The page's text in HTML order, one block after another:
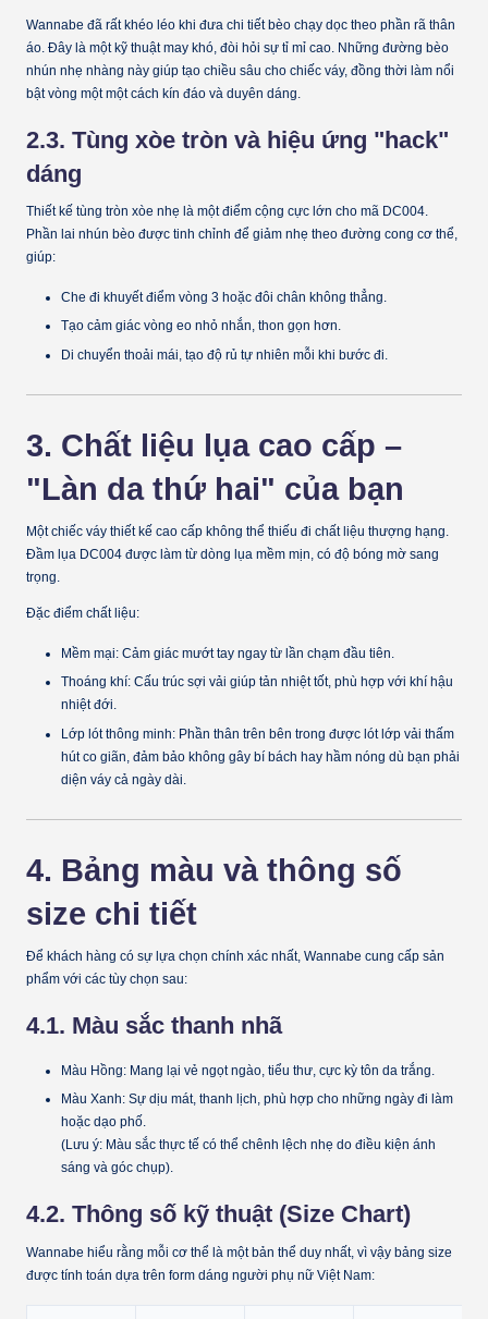
Wannabe đã rất khéo léo khi đưa chi tiếtbèo chạy dọc theo phần rã thân
áo . Đây là một kỹ thuật may khó, đòi hỏi sự tỉ mỉ cao. Những đường bèo
nhún nhẹ nhàng này giúp tạo chiều sâu cho chiếc váy, đồng thời làm nổi
bật vòng một một cách kín đáo và duyên dáng.
2.3. Tùng xòe tròn và hiệu ứng "hack"
dáng
Thiết kế tùng tròn xòe nhẹ là một điểm cộng cực lớn cho mã DC004.
Phần lai nhún bèo được tinh chỉnh để giảm nhẹ theo đường cong cơ thể,
giúp:
Che đi khuyết điểm vòng 3 hoặc đôi chân không thẳng.
Tạo cảm giác vòng eo nhỏ nhắn, thon gọn hơn.
Di chuyển thoải mái, tạo độ rủ tự nhiên mỗi khi bước đi.
3. Chất liệu lụa cao cấp –
"Làn da thứ hai" của bạn
Một chiếc váy thiết kế cao cấp không thể thiếu đi chất liệu thượng hạng.
Đầm lụa DC004 được làm từ dòng lụa mềm mịn, có độ bóng mờ sang
trọng.
Đặc điểm chất liệu:
Mềm mại: Cảm giác mướt tay ngay từ lần chạm đầu tiên.
Thoáng khí: Cấu trúc sợi vải giúp tản nhiệt tốt, phù hợp với khí hậu
nhiệt đới.
Lớp lót thông minh: Phần thân trên bên trong được lót lớp vải thấm
hút co giãn, đảm bảo không gây bí bách hay hầm nóng dù bạn phải
diện váy cả ngày dài.
4. Bảng màu và thông số
size chi tiết
Để khách hàng có sự lựa chọn chính xác nhất, Wannabe cung cấp sản
phẩm với các tùy chọn sau:
4.1. Màu sắc thanh nhã
Màu Hồng: Mang lại vẻ ngọt ngào, tiểu thư, cực kỳ tôn da trắng.
Màu Xanh: Sự dịu mát, thanh lịch, phù hợp cho những ngày đi làm
hoặc dạo phố.
(Lưu ý: Màu sắc thực tế có thể chênh lệch nhẹ do điều kiện ánh
sáng và góc chụp).
4.2. Thông số kỹ thuật (Size Chart)
Wannabe hiểu rằng mỗi cơ thể là một bản thể duy nhất, vì vậy bảng size
được tính toán dựa trên form dáng người phụ nữ Việt Nam: